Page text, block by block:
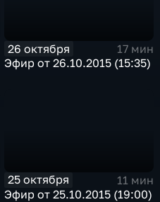
26 октября
17 мин
Эфир от 26.10.2015 (15:35)
25 октября
11 мин
Эфир от 25.10.2015 (19:00)